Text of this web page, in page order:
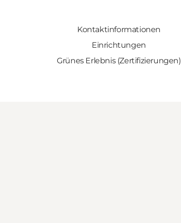
Kontaktinformationen
Einrichtungen
Grünes Erlebnis (Zertifizierungen)